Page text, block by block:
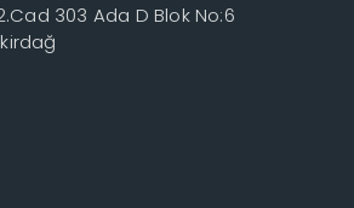
303 Ada D Blok No:6